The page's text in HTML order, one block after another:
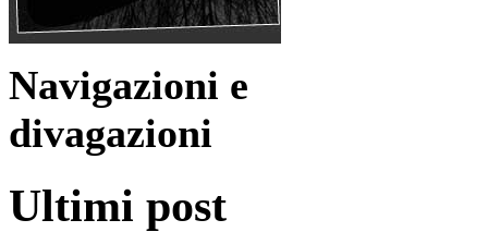
Navigazioni e
divagazioni
Ultimi post